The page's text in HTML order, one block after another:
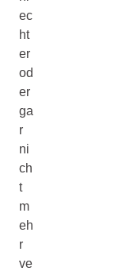
ec
ht
er
od
er
ga
r
ni
ch
t
m
eh
r
ve